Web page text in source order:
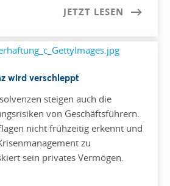
JETZT LESEN
wird verschleppt
steigen auch die
von Geschäftsführern.
nicht frühzeitig erkennt und
zu
sein privates Vermögen.